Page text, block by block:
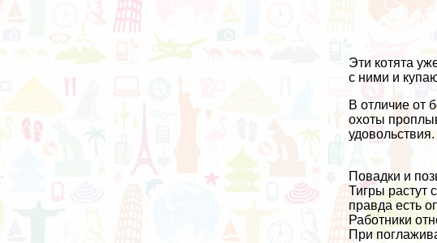
Эти котята
с ними и
В отличие от
охоты
удовольствия.
Повадки и
Тигры растут
правда есть
Работники
При